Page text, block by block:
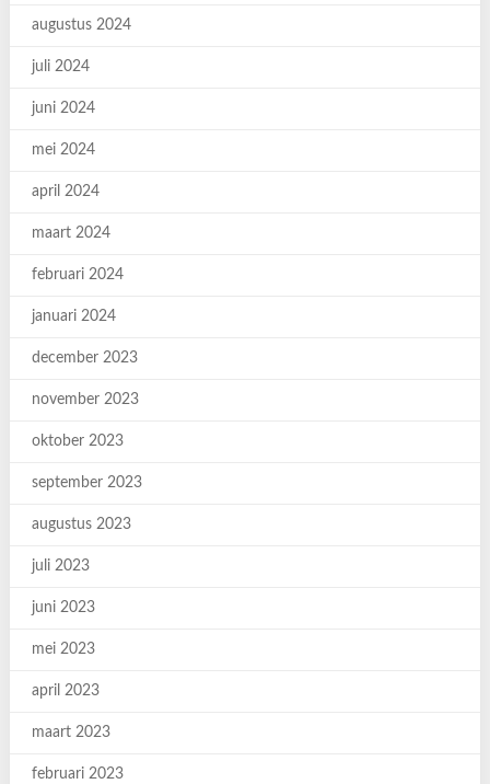
augustus 2024
juli 2024
juni 2024
mei 2024
april 2024
maart 2024
februari 2024
januari 2024
december 2023
november 2023
oktober 2023
september 2023
augustus 2023
juli 2023
juni 2023
mei 2023
april 2023
maart 2023
februari 2023